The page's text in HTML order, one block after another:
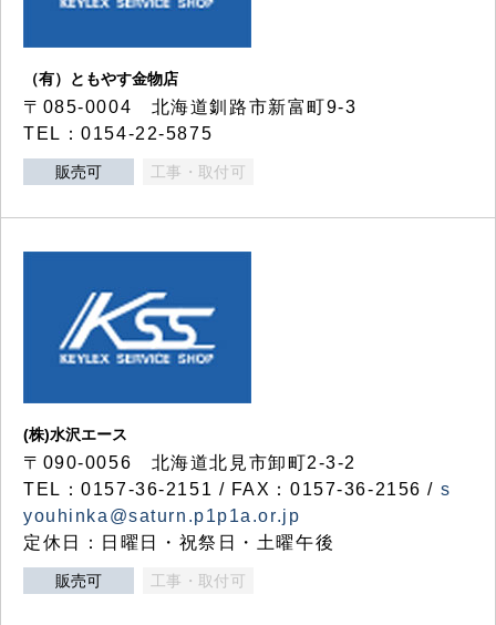
（有）ともやす金物店
〒085-0004 北海道釧路市新富町9-3
TEL：0154-22-5875
販売可 工事・取付可
(株)水沢エース
〒090-0056 北海道北見市卸町2-3-2
TEL：0157-36-2151 / FAX：0157-36-2156 / s
youhinka@saturn.p1p1a.or.jp
定休日：日曜日・祝祭日・土曜午後
販売可 工事・取付可